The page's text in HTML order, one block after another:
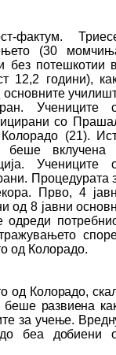
-фактум.
(30
без потешкотии
12,2 години),
Учениците
со
(21).
беше вклучена
Учениците
Процедурата
Прво, 4
од 8 јавни
од Колорадо.
од Ко­­ло­радо,
беше развиена
за учење.
беа до­­биени